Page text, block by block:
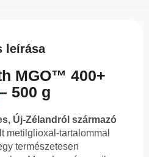
leírása
MGO™ 400+
500 g
Új-Zélandról származó
metilglioxal-tartalommal
természetesen